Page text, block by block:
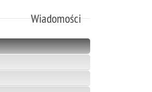
Wiadomości